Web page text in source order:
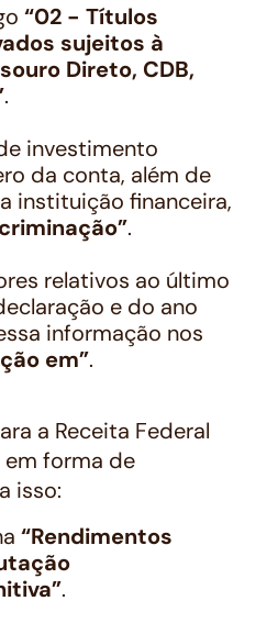
“02 - Títulos
sujeitos à
Direto, CDB,
.
investimento
da conta, além de
instituição financeira,
.
relativos ao último
e do ano
informação nos
em”.
a Receita Federal
forma de
isso:
“Rendimentos
.